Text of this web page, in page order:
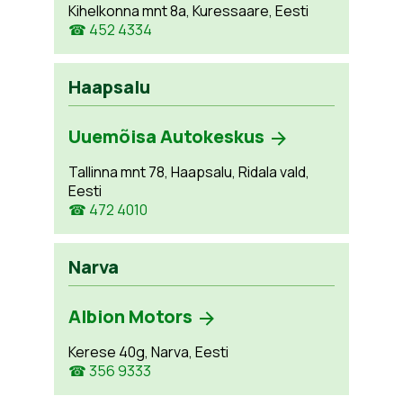
Kihelkonna mnt 8a, Kuressaare, Eesti
☎ 452 4334
Haapsalu
Uuemõisa Autokeskus
Tallinna mnt 78, Haapsalu, Ridala vald,
Eesti
☎ 472 4010
Narva
Albion Motors
Kerese 40g, Narva, Eesti
☎ 356 9333